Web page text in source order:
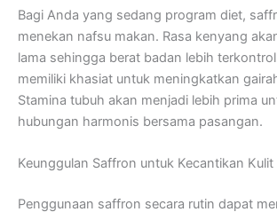
Bagi Anda yang sedang program diet,
menekan nafsu makan. Rasa kenyang
lama sehingga berat badan lebih
memiliki khasiat untuk meningkatkan
Stamina tubuh akan menjadi lebih prima
hubungan harmonis bersama pasangan.
Keunggulan Saffron untuk Kecantikan Kulit
Penggunaan saffron secara rutin dapat